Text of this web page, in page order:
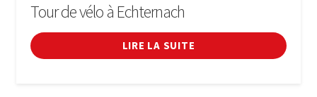
Tour de vélo à Echternach
LIRE LA SUITE